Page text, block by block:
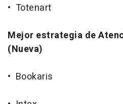
• Totenart
Mejor estrategia de
(Nueva)
• Bookaris